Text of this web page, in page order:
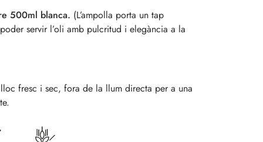
500ml blanca. (L’ampolla porta un tap
servir l’oli amb pulcritud i elegància a la
fresc i sec, fora de la llum directa per a una